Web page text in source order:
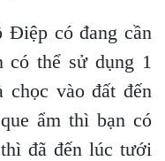
có đang cần
có thể sử dụng 1
chọc vào đất đến
ẩm thì bạn có
đã đến lúc tưới